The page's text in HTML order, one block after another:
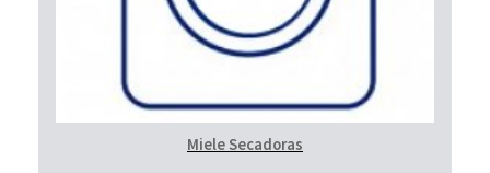
Miele Secadoras